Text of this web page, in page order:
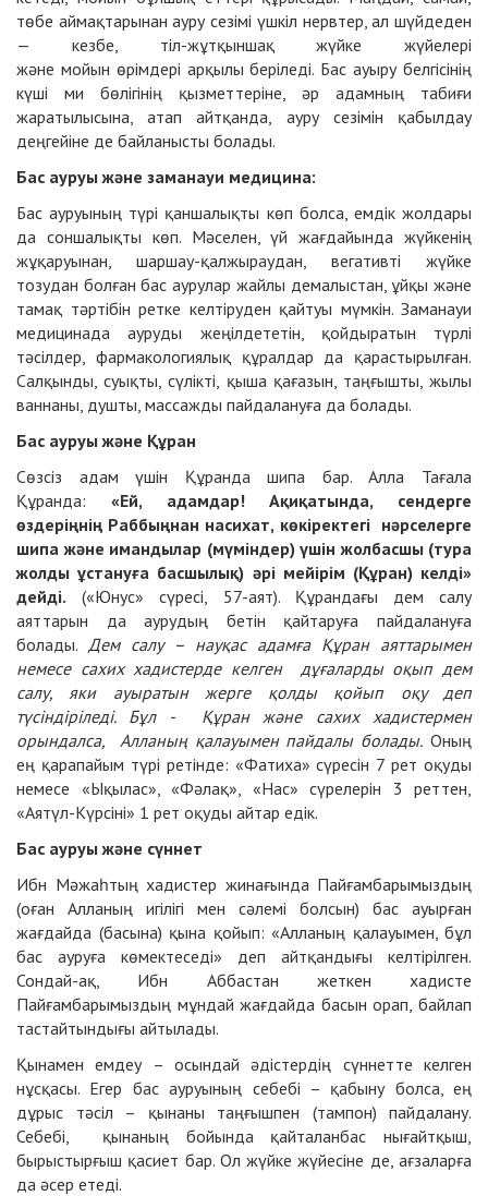
төбе аймақтарынан ауру сезімі үшкіл нервтер, ал шүйдеден
— кезбе, тіл-жұтқыншақ жүйке жүйелері
және мойын өрімдері арқылы беріледі. Бас ауыру белгісінің
күші ми бөлігінің қызметтеріне, әр адамның табиғи
жаратылысына, атап айтқанда, ауру сезімін қабылдау
деңгейіне де байланысты болады.
Бас ауруы және заманауи медицина:
Бас ауруының түрі қаншалықты көп болса, емдік жолдары
да соншалықты көп. Мәселен, үй жағдайында жүйкенің
жұқаруынан, шаршау-қалжыраудан, вегативті жүйке
тозудан болған бас аурулар жайлы демалыстан, ұйқы және
тамақ тәртібін ретке келтіруден қайтуы мүмкін. Заманауи
медицинада ауруды жеңілдететін, қойдыратын түрлі
тәсілдер, фармакологиялық құралдар да қарастырылған.
Салқынды, суықты, сүлікті, қыша қағазын, таңғышты, жылы
ваннаны, душты, массажды пайдалануға да болады.
Бас ауруы және Құран
Сөзсіз адам үшін Құранда шипа бар. Алла Тағала
Құранда: «Ей, адамдар! Ақиқатында, сендерге
өздеріңнің Раббыңнан насихат, көкіректегі нәрселерге
шипа және имандылар (мүміндер) үшін жолбасшы (тура
жолды ұстануға басшылық) әрі мейірім (Құран) келді»
дейді. («Юнус» сүресі, 57-аят). Құрандағы дем салу
аяттарын да аурудың бетін қайтаруға пайдалануға
болады. Дем салу – науқас адамға Құран аяттарымен
немесе сахих хадистерде келген дұғаларды оқып дем
салу, яки ауыратын жерге қолды қойып оқу деп
түсіндіріледі. Бұл - Құран және сахих хадистермен
орындалса, Алланың қалауымен пайдалы болады. Оның
ең қарапайым түрі ретінде: «Фатиха» сүресін 7 рет оқуды
немесе «Ықылас», «Фәлақ», «Нас» сүрелерін 3 реттен,
«Аятүл-Күрсіні» 1 рет оқуды айтар едік.
Бас ауруы және сүннет
Ибн Мәжаһтың хадистер жинағында Пайғамбарымыздың
(оған Алланың игілігі мен сәлемі болсын) бас ауырған
жағдайда (басына) қына қойып: «Алланың қалауымен, бұл
бас ауруға көмектеседі» деп айтқандығы келтірілген.
Сондай-ақ, Ибн Аббастан жеткен хадисте
Пайғамбарымыздың мұндай жағдайда басын орап, байлап
тастайтындығы айтылады.
Қынамен емдеу – осындай әдістердің сүннетте келген
нұсқасы. Егер бас ауруының себебі – қабыну болса, ең
дұрыс тәсіл – қынаны таңғышпен (тампон) пайдалану.
Себебі, қынаның бойында қайталанбас нығайтқыш,
бырыстырғыш қасиет бар. Ол жүйке жүйесіне де, ағзаларға
да әсер етеді.